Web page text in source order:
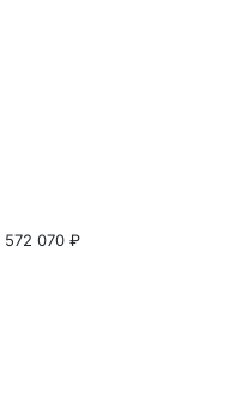
572 070 ₽